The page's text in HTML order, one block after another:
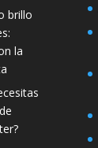
brillo
la